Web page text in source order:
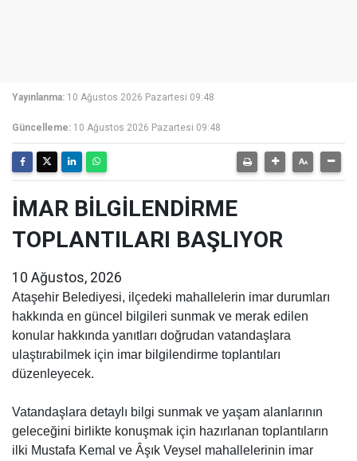
Yayınlanma: 10 Ağustos 2026 Pazartesi 09:48
Güncelleme: 10 Ağustos 2026 Pazartesi 09:48
İMAR BİLGİLENDİRME
TOPLANTILARI BAŞLIYOR
10 Ağustos, 2026
Ataşehir Belediyesi, ilçedeki mahallelerin imar durumları
hakkında en güncel bilgileri sunmak ve merak edilen
konular hakkında yanıtları doğrudan vatandaşlara
ulaştırabilmek için imar bilgilendirme toplantıları
düzenleyecek.
Vatandaşlara detaylı bilgi sunmak ve yaşam alanlarının
geleceğini birlikte konuşmak için hazırlanan toplantıların
ilki Mustafa Kemal ve Âşık Veysel mahallelerinin imar